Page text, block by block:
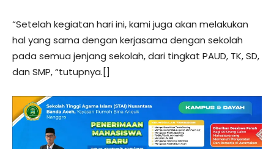
“Setelah kegiatan hari ini, kami juga akan melakukan
hal yang sama dengan kerjasama dengan sekolah
pada semua jenjang sekolah, dari tingkat PAUD, TK, SD,
dan SMP, “tutupnya.[]